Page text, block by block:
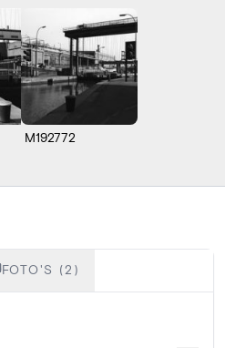
M192772
FOTO'S (2)